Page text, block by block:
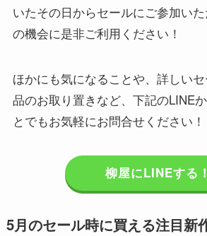
いたその日からセールにご参加い
の機会に是非ご利用ください！
ほかにも気になることや、詳しい
品のお取り置きなど、下記のLINE
とでもお気軽にお問合せください！
柳屋にLINEする！
5月のセール時に買える注目新